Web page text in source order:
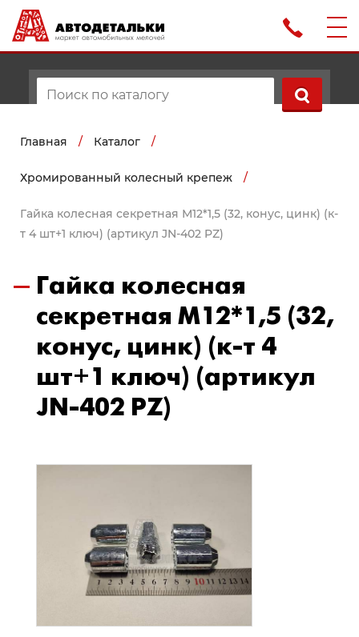
Главная / Каталог /
Хромированный колесный крепеж /
Гайка колесная секретная М12*1,5 (32, конус, цинк) (к-
т 4 шт+1 ключ) (артикул JN-402 PZ)
Гайка колесная
секретная М12*1,5 (32,
конус, цинк) (к-т 4
шт+1 ключ) (артикул
JN-402 PZ)